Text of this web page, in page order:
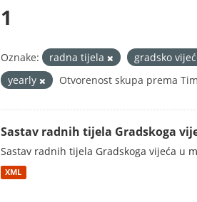
1
Oznake: radna tijela gradsko
yearly
Otvorenost skupa prema
Sastav radnih tijela Gradskoga
Sastav radnih tijela Gradskoga vijeća u
XML